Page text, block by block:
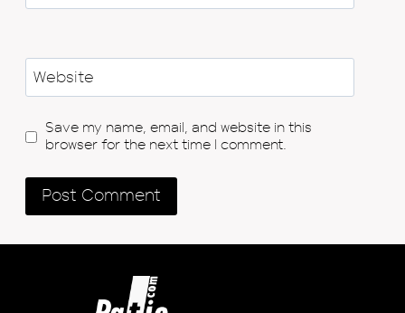
Website
Save my name, email, and website in this
browser for the next time I comment.